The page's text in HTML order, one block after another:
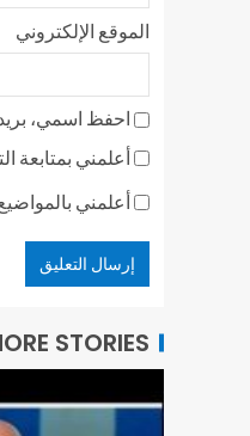
الموقع الإلكتروني
احفظ اسمي،
أعلمني بمتابعة
أعلمني
STORIES